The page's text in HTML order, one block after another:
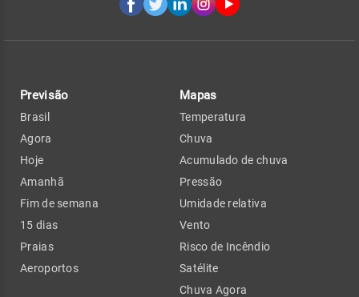
Previsão
Brasil
Agora
Hoje
Amanhã
Fim de semana
15 dias
Praias
Aeroportos
Mapas
Temperatura
Chuva
Acumulado de chuva
Pressão
Umidade relativa
Vento
Risco de Incêndio
Satélite
Chuva Agora